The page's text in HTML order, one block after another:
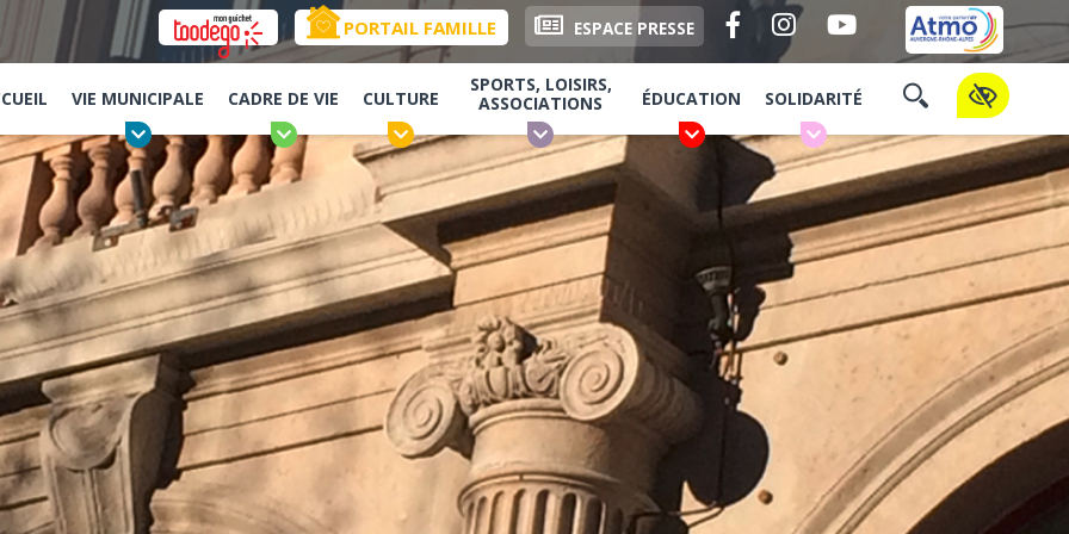
PORTAIL FAMILLE ESPACE PRESSE
VIE MUNICIPALE CADRE DE VIE CULTURE
SPORTS, LOISIRS,
ASSOCIATIONS
ÉDUCATION SOLIDARITÉ